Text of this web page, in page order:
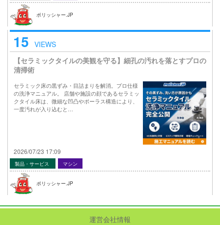
ポリッシャー.JP
15 VIEWS
【セラミックタイルの美観を守る】細孔の汚れを落とすプロの
清掃術
セラミック床の黒ずみ・目詰まりを解消。プロ仕様
の洗浄マニュアル。 店舗や施設の顔であるセラミッ
クタイル床は、微細な凹凸やポーラス構造により、
一度汚れが入り込むと…
2026/07/23 17:09
製品・サービス マシン
ポリッシャー.JP
運営会社情報